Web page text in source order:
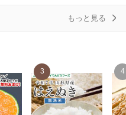
もっと見る
3 4